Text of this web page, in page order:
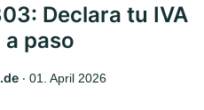
Declara tu IVA
paso
‧ 01. April 2026